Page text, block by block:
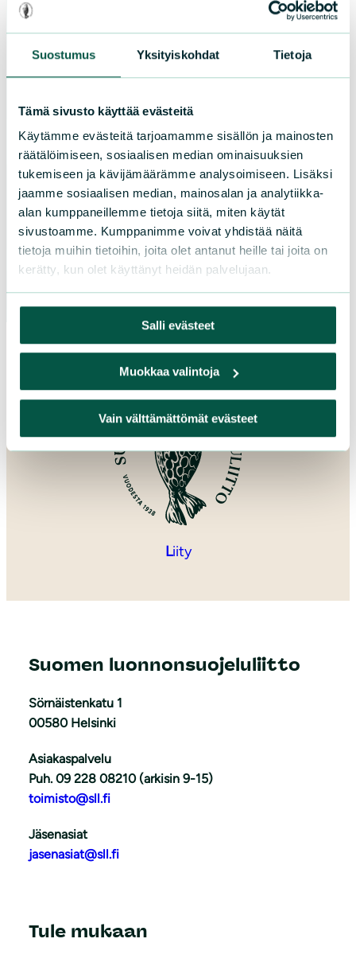
Suostumus Yksityiskohdat Tietoja
Tämä sivusto käyttää evästeitä
Käytämme evästeitä tarjoamamme sisällön ja mainosten
räätälöimiseen, sosiaalisen median ominaisuuksien
tukemiseen ja kävijämäärämme analysoimiseen. Lisäksi
jaamme sosiaalisen median, mainosalan ja analytiikka-
alan kumppaneillemme tietoja siitä, miten käytät
sivustoamme. Kumppanimme voivat yhdistää näitä
tietoja muihin tietoihin, joita olet antanut heille tai joita on
kerätty, kun olet käyttänyt heidän palvelujaan.
Salli evästeet
Muokkaa valintoja
Vain välttämättömät evästeet
Keski-Suomi
Kymenlaakso
Pirkanmaa
Pohjanmaa
Pohjois-Karjala
Pohjois-Pohjanmaa
Pohjois-Savo
Satakunta
Uusimaa
Varsinais-Suomi
Liity
Suomen luonnonsuojeluliitto
Sörnäistenkatu 1
00580 Helsinki
Asiakaspalvelu
Puh. 09 228 08210 (arkisin 9-15)
toimisto@sll.fi
Jäsenasiat
jasenasiat@sll.fi
Tule mukaan